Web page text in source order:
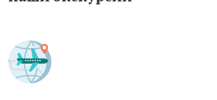
Морские прогулки
Обзорные экскурсии